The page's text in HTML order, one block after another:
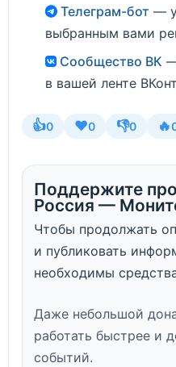
Телеграм-бот —
выбранным вами
Сообщество ВК
в вашей ленте
👍0 ❤️0 👎0 🔥
Поддержите
Россия —
Чтобы продолжать
и публиковать
необходимы
Даже небольшой
работать быстрее и
событий.